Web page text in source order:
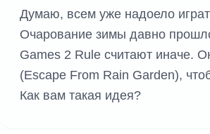
Думаю, всем уже надоело
Очарование зимы давно
Games 2 Rule считают иначе.
(Escape From Rain Garden),
Как вам такая идея?